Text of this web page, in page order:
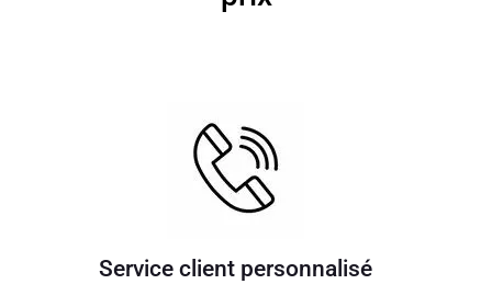
Service client personnalisé